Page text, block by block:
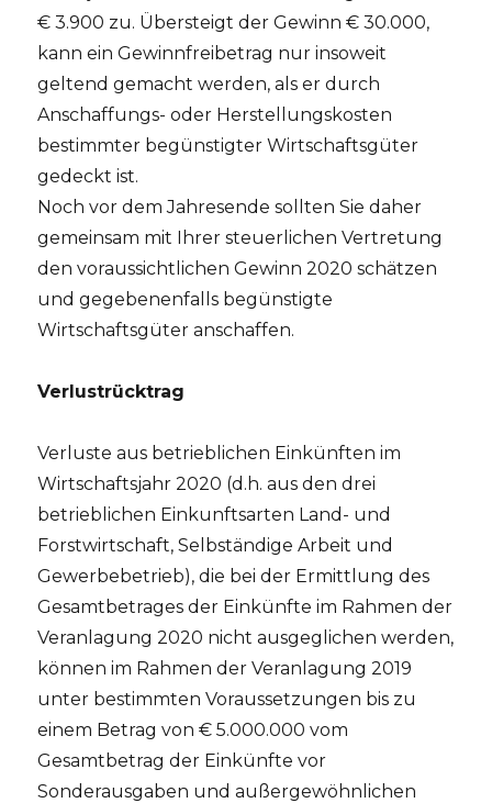
€ 3.900 zu. Übersteigt der Gewinn € 30.000,
kann ein Gewinnfreibetrag nur insoweit
geltend gemacht werden, als er durch
Anschaffungs- oder Herstellungskosten
bestimmter begünstigter Wirtschaftsgüter
gedeckt ist.
Noch vor dem Jahresende sollten Sie daher
gemeinsam mit Ihrer steuerlichen Vertretung
den voraussichtlichen Gewinn 2020 schätzen
und gegebenenfalls begünstigte
Wirtschaftsgüter anschaffen.
Verlustrücktrag
Verluste aus betrieblichen Einkünften im
Wirtschaftsjahr 2020 (d.h. aus den drei
betrieblichen Einkunftsarten Land- und
Forstwirtschaft, Selbständige Arbeit und
Gewerbebetrieb), die bei der Ermittlung des
Gesamtbetrages der Einkünfte im Rahmen der
Veranlagung 2020 nicht ausgeglichen werden,
können im Rahmen der Veranlagung 2019
unter bestimmten Voraussetzungen bis zu
einem Betrag von € 5.000.000 vom
Gesamtbetrag der Einkünfte vor
Sonderausgaben und außergewöhnlichen